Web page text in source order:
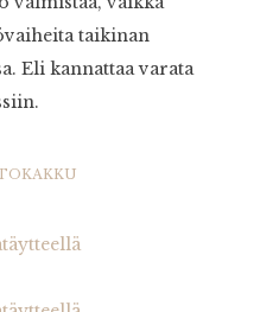
taikinan
Eli kannattaa varata